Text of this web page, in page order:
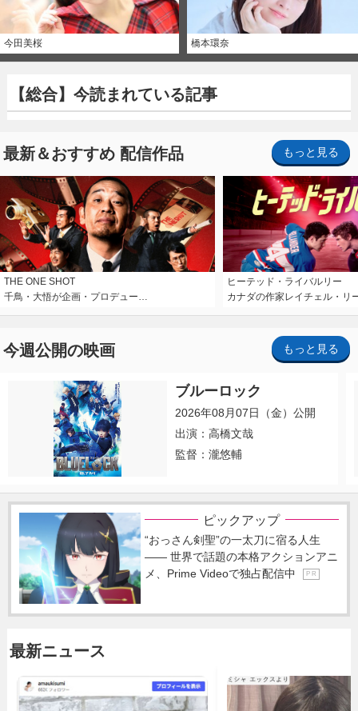
今田美桜 橋本環奈
【総合】今読まれている記事
最新＆おすすめ 配信作品 もっと見る
THE ONE SHOT
千鳥・大悟が企画・プロデュー…
ヒーテッド・ライバルリー
カナダの作家レイチェル・リ
今週公開の映画 もっと見る
ブルーロック
2026年08月07日（金）公開
出演：高橋文哉
監督：瀧悠輔
ピックアップ
“おっさん剣聖”の一太刀に宿る人生
―― 世界で話題の本格アクションアニ
メ、Prime Videoで独占配信中
P R
最新ニュース